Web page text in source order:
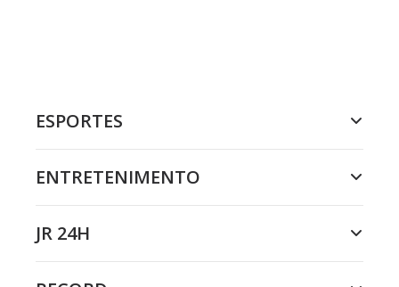
ESPORTES
ENTRETENIMENTO
JR 24H